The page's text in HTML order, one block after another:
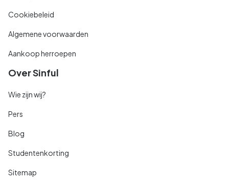
Cookiebeleid
Algemene voorwaarden
Aankoop herroepen
Over Sinful
Wie zijn wij?
Pers
Blog
Studentenkorting
Sitemap